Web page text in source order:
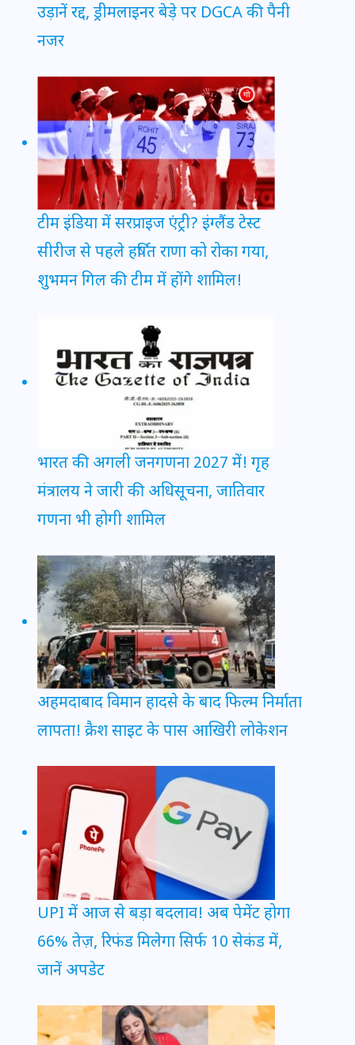
उड़ानें रद्द, ड्रीमलाइनर बेड़े पर DGCA की पैनी
नजर
टीम इंडिया में सरप्राइज एंट्री? इंग्लैंड टेस्ट
सीरीज से पहले हर्षित राणा को रोका गया,
शुभमन गिल की टीम में होंगे शामिल!
भारत की अगली जनगणना 2027 में! गृह
मंत्रालय ने जारी की अधिसूचना, जातिवार
गणना भी होगी शामिल
अहमदाबाद विमान हादसे के बाद फिल्म निर्माता
लापता! क्रैश साइट के पास आखिरी लोकेशन
UPI में आज से बड़ा बदलाव! अब पेमेंट होगा
66% तेज़, रिफंड मिलेगा सिर्फ 10 सेकंड में,
जानें अपडेट